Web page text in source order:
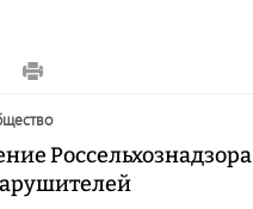
Россельхознадзора